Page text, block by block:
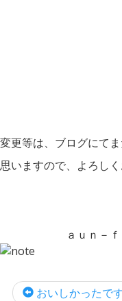
変更等は、ブログにて
思いますので、よろし
ａｕｎ－ｆｉｘ
おいしかったで